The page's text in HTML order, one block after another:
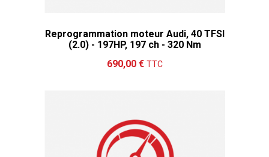
Reprogrammation moteur Audi, 40 TFSI
(2.0) - 197HP, 197 ch - 320 Nm
690,00 € TTC